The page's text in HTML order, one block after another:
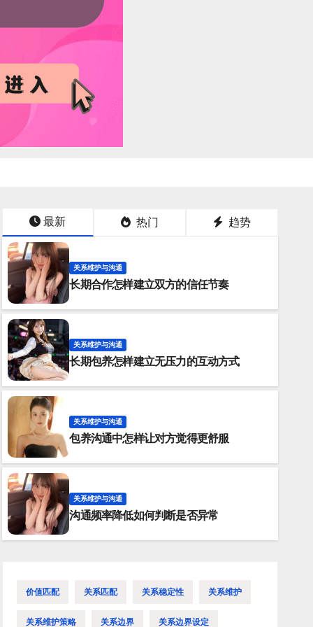
关系维护与沟通
包养关系里怎样让对方持续信任
最新 热门 趋势
关系维护与沟通
长期合作怎样建立双方的信任节奏
关系维护与沟通
长期包养怎样建立无压力的互动方式
关系维护与沟通
包养沟通中怎样让对方觉得更舒服
关系维护与沟通
沟通频率降低如何判断是否异常
价值匹配 关系匹配 关系稳定性 关系维护
关系维护策略 关系边界 关系边界设定